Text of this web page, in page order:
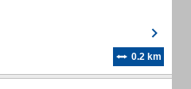
0.2 km